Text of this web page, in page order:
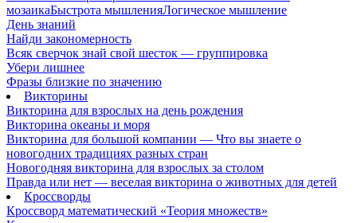
мозаикаБыстрота мышленияЛогическое мышление
День знаний
Найди закономерность
Всяк сверчок знай свой шесток — группировка
Убери лишнее
Фразы близкие по значению
Викторины
Викторина для взрослых на день рождения
Викторина океаны и моря
Викторина для большой компании — Что вы знаете о
новогодних традициях разных стран
Новогодняя викторина для взрослых за столом
Правда или нет — веселая викторина о животных для детей
Кроссворды
Кроссворд математический «Теория множеств»